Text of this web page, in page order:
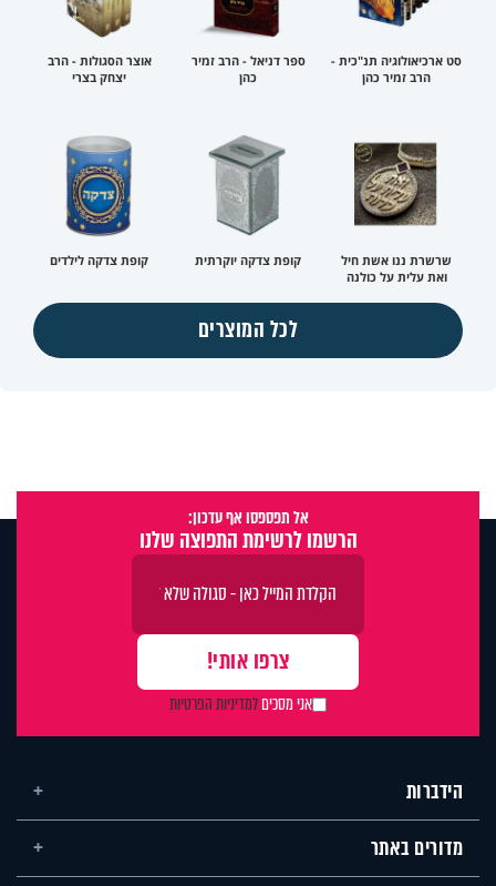
סט ארכיאולוגיה תנ"כית -
הרב זמיר כהן
ספר דניאל - הרב זמיר
כהן
אוצר הסגולות - הרב
יצחק בצרי
שרשרת ננו אשת חיל
ואת עלית על כולנה
קופת צדקה יוקרתית קופת צדקה לילדים
לכל המוצרים
אל תפספסו אף עדכון:
הרשמו לרשימת התפוצה שלנו
אני מסכיםלמדיניות הפרטיות
הידברות
מדורים באתר